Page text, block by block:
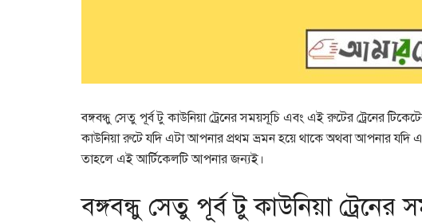
বঙ্গবন্ধু সেতু পূর্ব টু কাউনিয়া ট্রেনের সময়সূচি এবং এই রুটের ট্রেনের
কাউনিয়া রুটে যদি এটা আপনার প্রথম ভ্রমন হয়ে থাকে অথবা আপনার যদি
তাহলে এই আর্টিকেলটি আপনার জন্যই।
বঙ্গবন্ধু সেতু পূর্ব টু কাউনিয়া ট্রেনের